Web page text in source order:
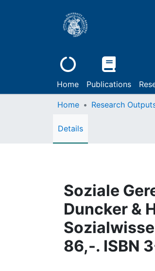
Home Publications
Home Research
Details
Soziale
Duncker &
86,-. ISBN